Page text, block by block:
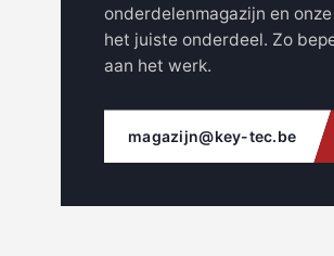
onderdelenmagazijn en
het juiste onderdeel. Zo
aan het werk.
magazijn@key-tec.be